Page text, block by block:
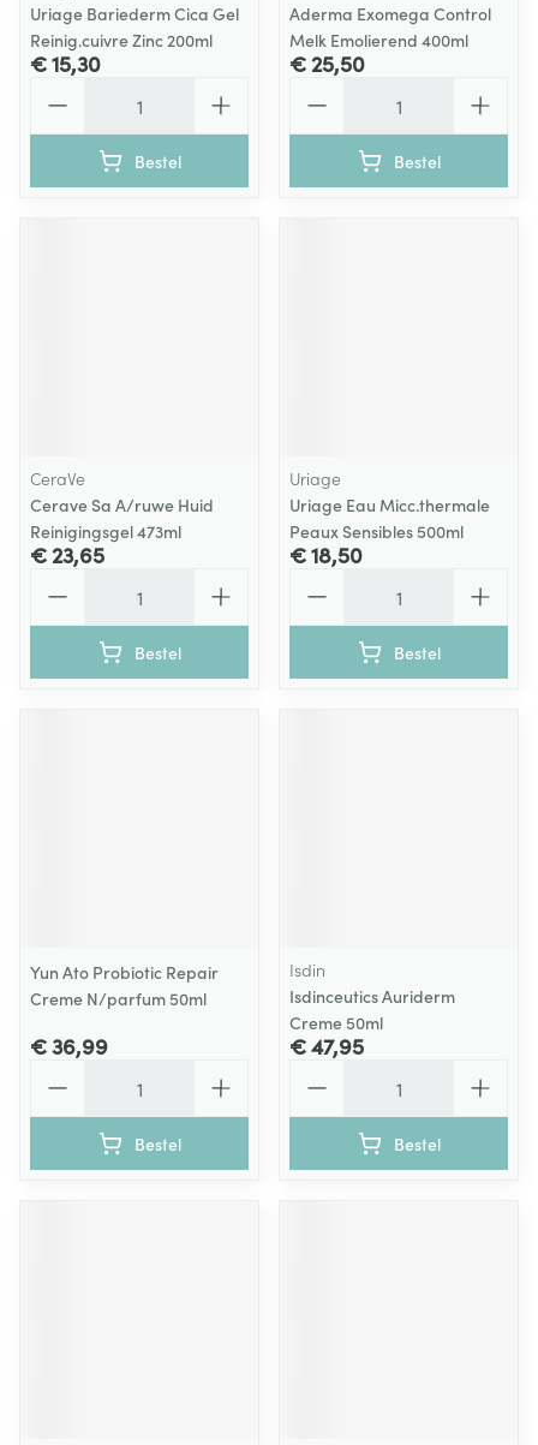
Uriage Bariederm Cica Gel
Reinig.cuivre Zinc 200ml
€ 15,30
Bestel
Aderma Exomega Control
Melk Emolierend 400ml
€ 25,50
Bestel
CeraVe
Cerave Sa A/ruwe Huid
Reinigingsgel 473ml
€ 23,65
Bestel
Uriage
Uriage Eau Micc.thermale
Peaux Sensibles 500ml
€ 18,50
Bestel
Yun Ato Probiotic Repair
Creme N/parfum 50ml
€ 36,99
Bestel
Isdin
Isdinceutics Auriderm
Creme 50ml
€ 47,95
Bestel